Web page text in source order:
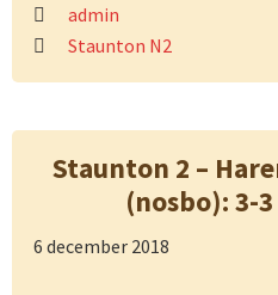
admin
Staunton N2
Staunton 2 –
(nosbo): 3-
6 december 2018